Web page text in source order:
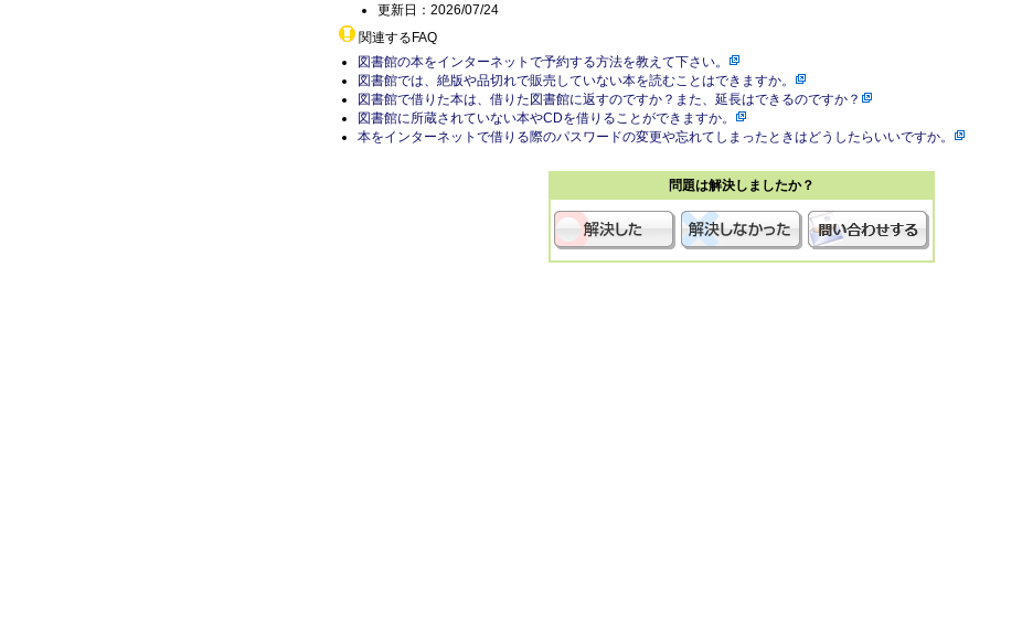
更新日：2026/07/24
関連するFAQ
図書館の本をインターネットで予約する方法を教えて下さい。
図書館では、絶版や品切れで販売していない本を読むことはできますか。
図書館で借りた本は、借りた図書館に返すのですか？また、延長はできるのですか？
図書館に所蔵されていない本やCDを借りることができますか。
本をインターネットで借りる際のパスワードの変更や忘れてしまったときはどうしたらいいですか。
問題は解決しましたか？